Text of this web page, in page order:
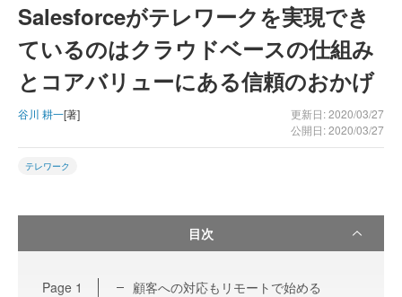
Salesforceがテレワークを実現でき
ているのはクラウドベースの仕組み
とコアバリューにある信頼のおかげ
谷川 耕一[著]
更新日: 2020/03/27
公開日: 2020/03/27
テレワーク
目次
Page 1 顧客への対応もリモートで始める